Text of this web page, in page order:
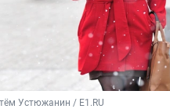
Устюжанин / E1.RU